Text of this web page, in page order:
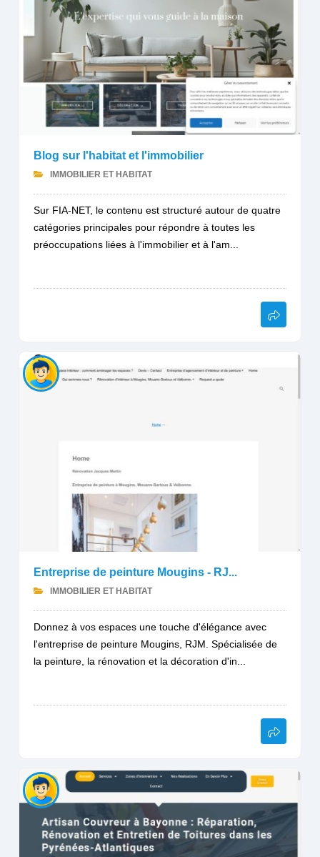
Blog sur l'habitat et l'immobilier
IMMOBILIER ET HABITAT
Sur FIA-NET, le contenu est structuré autour de quatre
catégories principales pour répondre à toutes les
préoccupations liées à l'immobilier et à l'am...
Entreprise de peinture Mougins - RJ...
IMMOBILIER ET HABITAT
Donnez à vos espaces une touche d'élégance avec
l'entreprise de peinture Mougins, RJM. Spécialisée de
la peinture, la rénovation et la décoration d'in...